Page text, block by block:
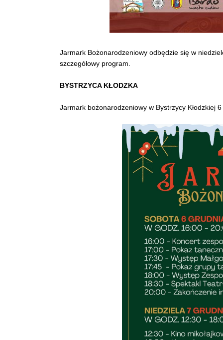
Jarmark Bożonarodzeniowy odbędzie się w
szczegółowy program.
BYSTRZYCA KŁODZKA
Jarmark bożonarodzeniowy w Bystrzycy Kłodzkiej